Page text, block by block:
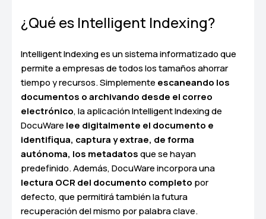
¿Qué es Intelligent Indexing?
Intelligent Indexing es un sistema informatizado que
permite a empresas de todos los tamaños ahorrar
tiempo y recursos. Simplemente escaneando los
documentos o archivando desde el correo
electrónico, la aplicación Intelligent Indexing de
DocuWare lee digitalmente el documento e
identifiqua, captura y extrae, de forma
autónoma, los metadatosque se hayan
predefinido. Además, DocuWare incorpora una
lectura OCR del documento completo por
defecto, que permitirá también la futura
recuperación del mismo por palabra clave.